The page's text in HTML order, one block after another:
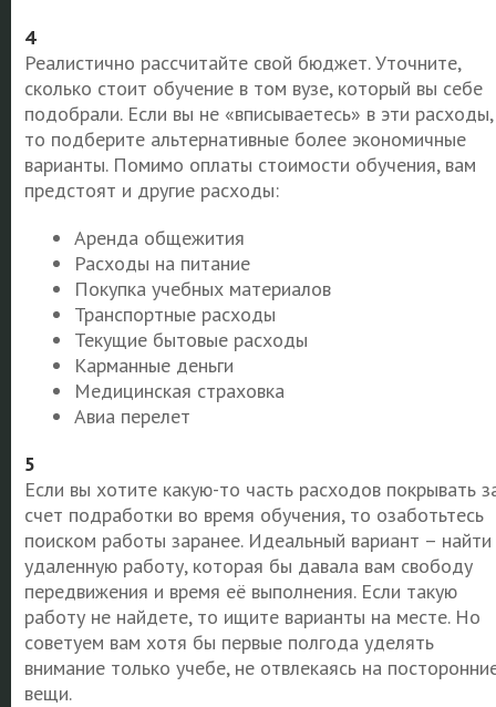
4
Реалистично рассчитайте свой бюджет. Уточните,
сколько стоит обучение в том вузе, который вы себе
подобрали. Если вы не «вписываетесь» в эти расходы,
то подберите альтернативные более экономичные
варианты. Помимо оплаты стоимости обучения, вам
предстоят и другие расходы:
Аренда общежития
Расходы на питание
Покупка учебных материалов
Транспортные расходы
Текущие бытовые расходы
Карманные деньги
Медицинская страховка
Авиа перелет
5
Если вы хотите какую-то часть расходов покрывать
счет подработки во время обучения, то озаботьтесь
поиском работы заранее. Идеальный вариант – найти
удаленную работу, которая бы давала вам свободу
передвижения и время её выполнения. Если такую
работу не найдете, то ищите варианты на месте. Но
советуем вам хотя бы первые полгода уделять
внимание только учебе, не отвлекаясь на
вещи.